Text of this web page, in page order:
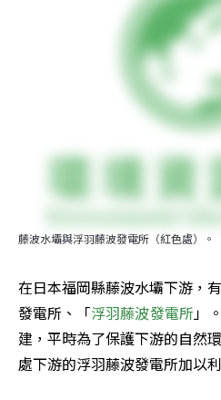
藤波水壩與浮羽藤波發電所（紅色處）。
在日本福岡縣藤波水壩下游，
發電所、「浮羽藤波發電所」
建，平時為了保護下游的自然
處下游的浮羽藤波發電所加以